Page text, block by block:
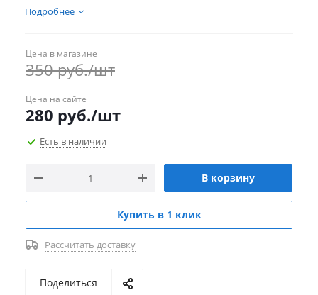
Подробнее
Цена в магазине
350руб./шт
Цена на сайте
280 руб./шт
Есть в наличии
В корзину
Купить в 1 клик
Рассчитать доставку
Поделиться